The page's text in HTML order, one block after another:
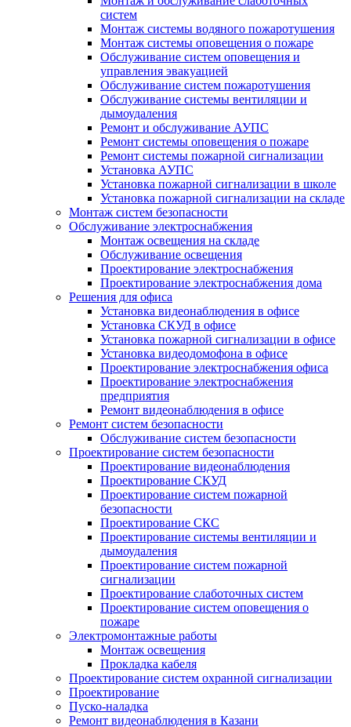
систем
Монтаж системы водяного пожаротушения
Монтаж системы оповещения о пожаре
Обслуживание систем оповещения и
управления эвакуацией
Обслуживание систем пожаротушения
Обслуживание системы вентиляции и
дымоудаления
Ремонт и обслуживание АУПС
Ремонт системы оповещения о пожаре
Ремонт системы пожарной сигнализации
Установка АУПС
Установка пожарной сигнализации в школе
Установка пожарной сигнализации на складе
Монтаж систем безопасности
Обслуживание электроснабжения
Монтаж освещения на складе
Обслуживание освещения
Проектирование электроснабжения
Проектирование электроснабжения дома
Решения для офиса
Установка видеонаблюдения в офисе
Установка СКУД в офисе
Установка пожарной сигнализации в офисе
Установка видеодомофона в офисе
Проектирование электроснабжения офиса
Проектирование электроснабжения
предприятия
Ремонт видеонаблюдения в офисе
Ремонт систем безопасности
Обслуживание систем безопасности
Проектирование систем безопасности
Проектирование видеонаблюдения
Проектирование СКУД
Проектирование систем пожарной
безопасности
Проектирование СКС
Проектирование системы вентиляции и
дымоудаления
Проектирование систем пожарной
сигнализации
Проектирование слаботочных систем
Проектирование систем оповещения о
пожаре
Электромонтажные работы
Монтаж освещения
Прокладка кабеля
Проектирование систем охранной сигнализации
Проектирование
Пуско-наладка
Ремонт видеонаблюдения в Казани